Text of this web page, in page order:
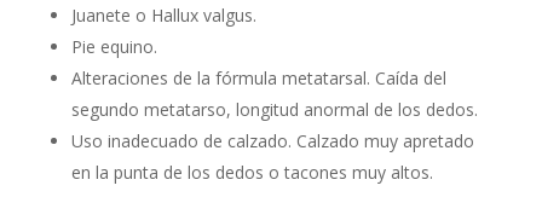
Juanete o Hallux valgus.
Pie equino.
Alteraciones de la fórmula metatarsal. Caída del
segundo metatarso, longitud anormal de los dedos.
Uso inadecuado de calzado. Calzado muy apretado
en la punta de los dedos o tacones muy altos.